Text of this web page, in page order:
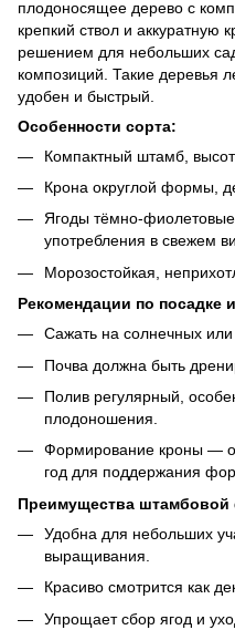
плодоносящее дерево с
крепкий ствол и аккуратную
решением для небольших
композиций. Такие деревья
удобен и быстрый.
Особенности сорта:
Компактный штамб,
Крона округлой формы,
Ягоды тёмно-
употребления в свежем
Морозостойкая,
Рекомендации по посадке
Сажать на солнечных или
Почва должна быть
Полив регулярный,
плодоношения.
Формирование кроны —
год для поддержания
Преимущества
Удобна для небольших
выращивания.
Красиво смотрится как
Упрощает сбор ягод и